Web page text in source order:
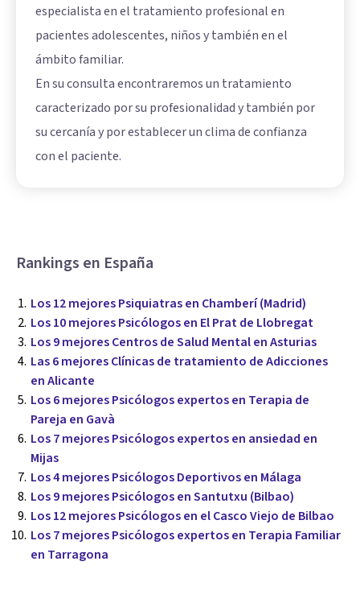
especialista en el tratamiento profesional en
pacientes adolescentes, niños y también en el
ámbito familiar.
En su consulta encontraremos un tratamiento
caracterizado por su profesionalidad y también por
su cercanía y por establecer un clima de confianza
con el paciente.
Rankings en España
Los 12 mejores Psiquiatras en Chamberí (Madrid)
Los 10 mejores Psicólogos en El Prat de Llobregat
Los 9 mejores Centros de Salud Mental en Asturias
Las 6 mejores Clínicas de tratamiento de Adicciones
en Alicante
Los 6 mejores Psicólogos expertos en Terapia de
Pareja en Gavà
Los 7 mejores Psicólogos expertos en ansiedad en
Mijas
Los 4 mejores Psicólogos Deportivos en Málaga
Los 9 mejores Psicólogos en Santutxu (Bilbao)
Los 12 mejores Psicólogos en el Casco Viejo de Bilbao
Los 7 mejores Psicólogos expertos en Terapia Familiar
en Tarragona